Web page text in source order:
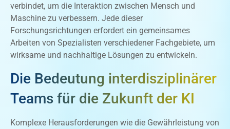
verbindet, um die Interaktion zwischen Mensch und
Maschine zu verbessern. Jede dieser
Forschungsrichtungen erfordert ein gemeinsames
Arbeiten von Spezialisten verschiedener Fachgebiete, um
wirksame und nachhaltige Lösungen zu entwickeln.
Die Bedeutung interdisziplinärer
Teams für die Zukunft der KI
Komplexe Herausforderungen wie die Gewährleistung von